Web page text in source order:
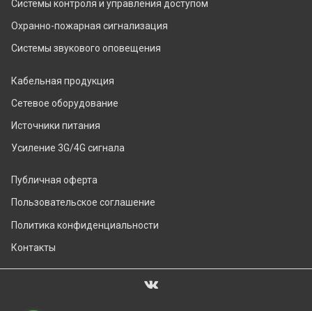
Системы контроля и управления доступом
Охранно-пожарная сигнализация
Системы звукового оповещения
Кабельная продукция
Сетевое оборудование
Источники питания
Усиление 3G/4G сигнала
Публичная оферта
Пользовательское соглашение
Политика конфиденциальности
Контакты